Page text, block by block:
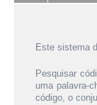
Este sistema
Pesquisar
uma palavra-
código, o